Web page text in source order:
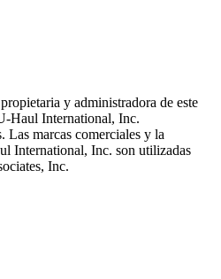
y administradora de este
Haul International, Inc.
Las marcas comerciales y la
International, Inc. son utilizadas
Inc.